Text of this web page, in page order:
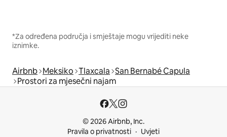
*Za određena područja i smještaje mogu vrijediti neke
iznimke.
Airbnb Meksiko Tlaxcala San Bernabé Capula
Prostori za mjesečni najam
© 2026 Airbnb, Inc.
Pravila o privatnosti
Uvjeti